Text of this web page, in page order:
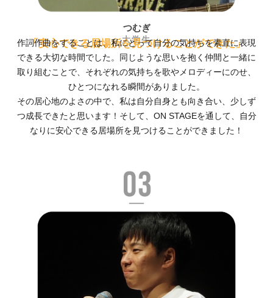
つむぎ
大学生
「安心できる居場所を見つけることができた」
作詞作曲をすることは、私にとって自分の気持ちを素直に表現
できる大切な時間でした。同じような思いを抱く仲間と一緒に
取り組むことで、それぞれの気持ちを歌やメロディーにのせ、
ひとつになれる瞬間がありました。
その居心地のよさの中で、私は自分自身とも向き合い、少しず
つ成長できたと思います！そして、ON STAGEを通して、自分
なりに安心できる居場所を見つけることができました！